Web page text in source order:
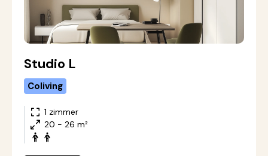
Studio L
Coliving
1 zimmer
20 - 26 m²